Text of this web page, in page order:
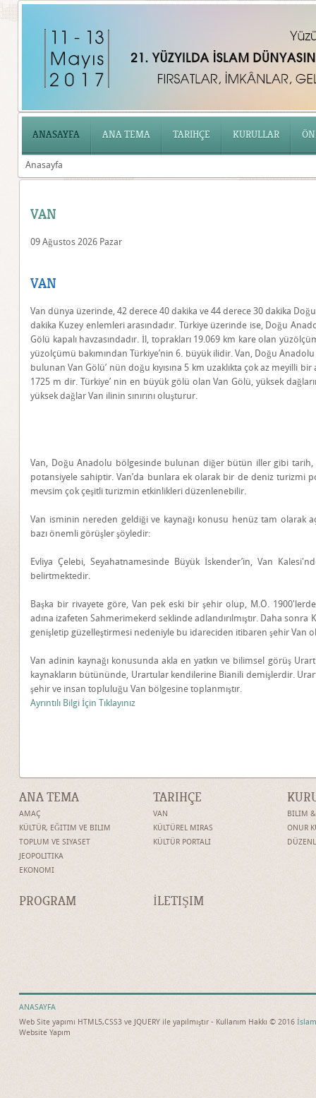
ANASAYFA ANA TEMA TARIHÇE KURULLAR
Anasayfa
VAN
09 Ağustos 2026 Pazar
VAN
Van dünya üzerinde, 42 derece 40 dakika ve 44 derece 30 dakika
dakika Kuzey enlemleri arasındadır. Türkiye üzerinde ise, Doğu
Gölü kapalı havzasındadır. İl, toprakları 19.069 km kare olan
yüzolçümü bakımından Türkiye’nin 6. büyük ilidir. Van, Doğu
bulunan Van Gölü’ nün doğu kıyısına 5 km uzaklıkta çok az meyilli
1725 m dir. Türkiye’ nin en büyük gölü olan Van Gölü, yüksek
yüksek dağlar Van ilinin sınırını oluşturur.
Van, Doğu Anadolu bölgesinde bulunan diğer bütün iller gibi tarih,
potansiyele sahiptir. Van’da bunlara ek olarak bir de deniz turizmi
mevsim çok çeşitli turizmin etkinlikleri düzenlenebilir.
Van isminin nereden geldiği ve kaynağı konusu henüz tam olarak
bazı önemli görüşler şöyledir:
Evliya Çelebi, Seyahatnamesinde Büyük İskender’in, Van
belirtmektedir.
Başka bir rivayete göre, Van pek eski bir şehir olup, M.Ö.
adına izafeten Sahmerimekerd seklinde adlandırılmıştır. Daha
genişletip güzelleştirmesi nedeniyle bu idareciden itibaren şehir Van
Van adinin kaynağı konusunda akla en yatkın ve bilimsel görüş
kaynakların bütününde, Urartular kendilerine Bianili demişlerdir.
şehir ve insan topluluğu Van bölgesine toplanmıştır.
Ayrıntılı Bilgi İçin Tıklayınız
ANA TEMA
AMAÇ
KÜLTÜR, EĞITIM VE BILIM
TOPLUM VE SIYASET
JEOPOLITIKA
EKONOMI
TARIHÇE
VAN
KÜLTÜREL MIRAS
KÜLTÜR PORTALI
BILIM &
ONUR
PROGRAM İLETIŞIM
ANASAYFA
Web Site yapımı HTML5,CSS3 ve JQUERY ile yapılmıştır - Kullanım Hakkı © 2016 İslam
Website Yapım